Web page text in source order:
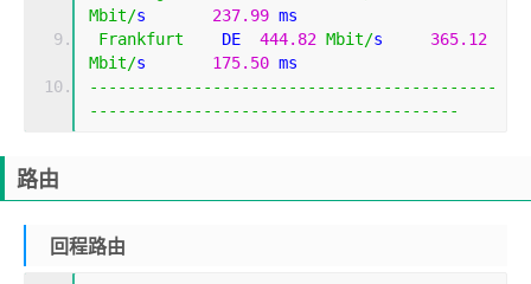
Mbit/s 237.99
Frankfurt
    DE
444.82 Mbit/s 365.12
Mbit/s 175.50
-------------------------------------------
---------------------------------------
路由
回程路由